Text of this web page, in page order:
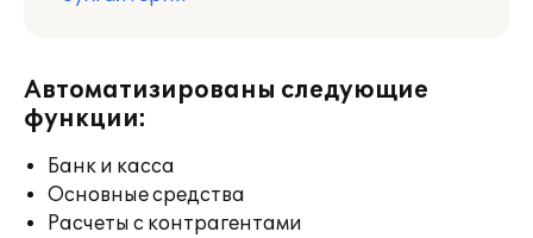
Автоматизированы следующие
функции:
Банк и касса
Основные средства
Расчеты с контрагентами